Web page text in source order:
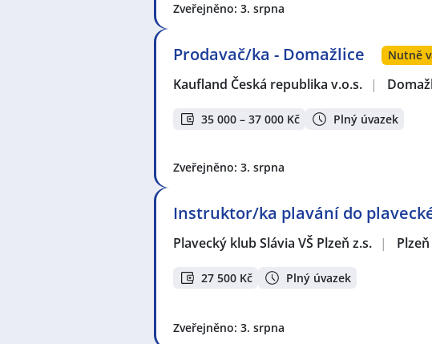
Zveřejněno: 3. srpna
Prodavač/ka - Domažlice Nutně
Kaufland Česká republika v.o.s. |
35 000 – 37 000 Kč Plný úvazek
Zveřejněno: 3. srpna
Instruktor/ka plavání do
Plavecký klub Slávia VŠ Plzeň z.s. | Plzeň
27 500 Kč Plný úvazek
Zveřejněno: 3. srpna